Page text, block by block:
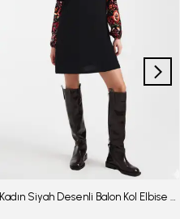
Kadın Siyah Desenli Balon Kol Elbise ARM-26K001051